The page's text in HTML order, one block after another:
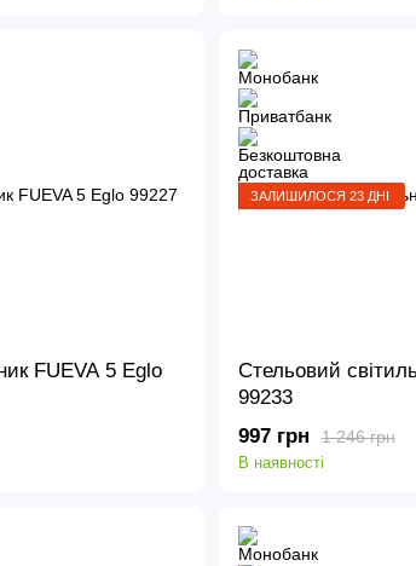
FUEVA 5 Eglo
ЗАЛИШИЛОСЯ 23 ДНІ
Стельовий
99233
1 246 грн
997 грн
В наявності